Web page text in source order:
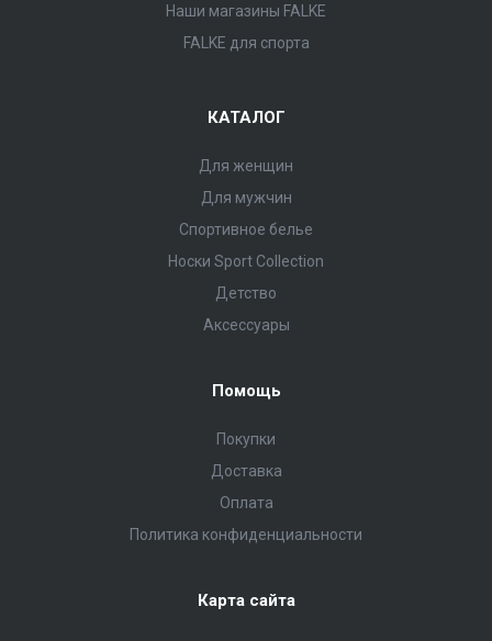
Наши магазины FALKE
FALKE для спорта
КАТАЛОГ
Для женщин
Для мужчин
Спортивное белье
Носки Sport Collection
Детство
Аксессуары
Помощь
Покупки
Доставка
Оплата
Политика конфиденциальности
Карта сайта